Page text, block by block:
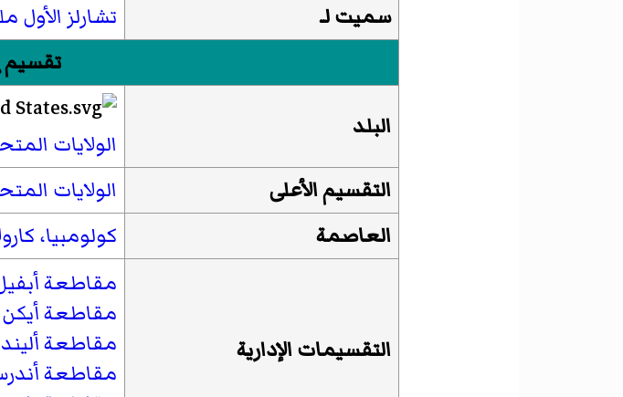
سميت لـ
تشارلز الأول
تقسيم
البلد
الولايات
التقسيم الأعلى
الولايات
العاصمة
كولومبيا،
التقسيمات الإدارية
مقاطعة
مقاطعة أيكن
مقاطعة
مقاطعة